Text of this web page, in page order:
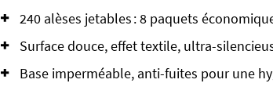
240 alèses jetables : 8 paquets
Surface douce, effet textile, ultra-
Base imperméable, anti-fuites pour une